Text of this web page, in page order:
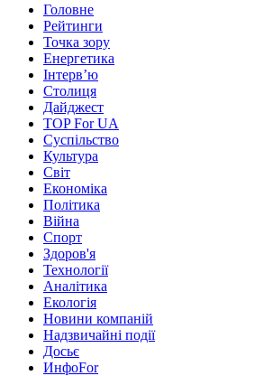
Головне
Рейтинги
Точка зору
Енергетика
Інтерв’ю
Столиця
Дайджест
TOP For UA
Суспiльство
Культура
Світ
Економіка
Політика
Війна
Спорт
Здоров'я
Технології
Аналітика
Екологія
Новини компаній
Надзвичайні події
Досьє
ИнфоFor